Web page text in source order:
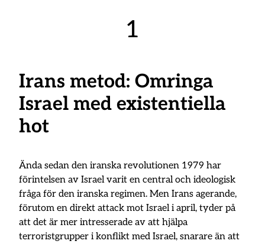
1
Irans metod: Omringa
Israel med existentiella
hot
Ända sedan den iranska revolutionen 1979 har
förintelsen av Israel varit en central och ideologisk
fråga för den iranska regimen. Men Irans agerande,
förutom en direkt attack mot Israel i april, tyder på
att det är mer intresserade av att hjälpa
terroristgrupper i konflikt med Israel, snarare än att